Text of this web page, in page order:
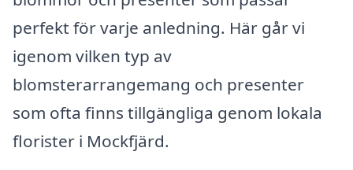
perfekt för varje anledning. Här går vi
igenom vilken typ av
blomsterarrangemang och presenter
som ofta finns tillgängliga genom lokala
florister i Mockfjärd.